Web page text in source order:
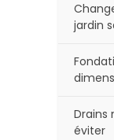
jardin
Drains
éviter